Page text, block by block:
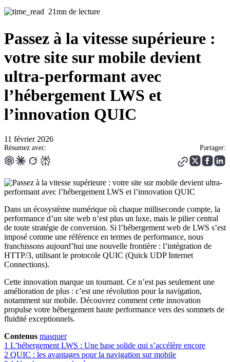
21mn de lecture
Passez à la vitesse supérieure :
votre site sur mobile devient
ultra-performant avec
l’hébergement LWS et
l’innovation QUIC
11 février 2026
Résumez avec: Partager:
Dans un écosystème numérique où chaque milliseconde compte, la
performance d’un site web n’est plus un luxe, mais le pilier central
de toute stratégie de conversion. Si l’hébergement web de LWS s’est
imposé comme une référence en termes de performance, nous
franchissons aujourd’hui une nouvelle frontière : l’intégration de
HTTP/3, utilisant le protocole QUIC (Quick UDP Internet
Connections).
Cette innovation marque un tournant. Ce n’est pas seulement une
amélioration de plus : c’est une révolution pour la navigation,
notamment sur mobile. Découvrez comment cette innovation
propulse votre hébergement haute performance vers des sommets de
fluidité exceptionnels.
Contenus masquer
1 L’hébergement LWS : Une base solide qui s’accélère encore
2 QUIC : les avantages pour la navigation sur mobile